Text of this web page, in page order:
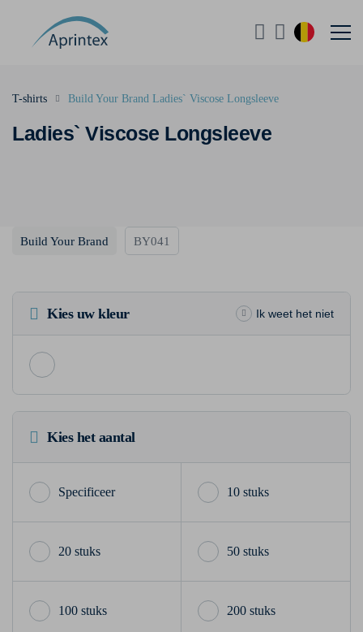
Ladies` Viscose Longsleeve
T-shirts Build Your Brand Ladies` Viscose Longsleeve
Build Your Brand BY041
Kies uw kleur Ik weet het niet
Kies het aantal
10 stuks
20 stuks 50 stuks
100 stuks 200 stuks